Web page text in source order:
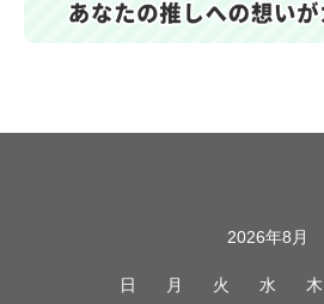
2026年8月
日 月 火 水 木